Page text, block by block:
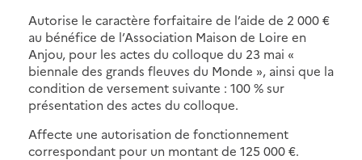
Autorise le caractère forfaitaire de l’aide de 2 000 €
au bénéfice de l’Association Maison de Loire en
Anjou, pour les actes du colloque du 23 mai «
biennale des grands fleuves du Monde », ainsi que la
condition de versement suivante : 100 % sur
présentation des actes du colloque.
Affecte une autorisation de fonctionnement
correspondant pour un montant de 125 000 €.